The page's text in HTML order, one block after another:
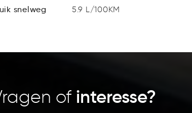
snelweg
5.9 L/100KM
of interesse?